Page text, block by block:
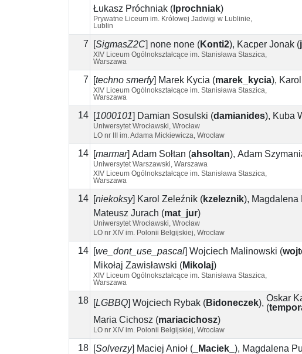
Łukasz Próchniak ( lprochniak)
Prywatne Liceum im. Królowej Jadwigi w Lublinie,
Lublin
7 [SigmasZ2C] none none (Konti2), Kacper Jonak (
XIV Liceum Ogólnokształcące im. Stanisława Staszica,
Warszawa
7 [techno smerfy] Marek Kycia (marek_kycia),
XIV Liceum Ogólnokształcące im. Stanisława Staszica,
Warszawa
14 [1000101] Damian Sosulski (damianides), Kuba
Uniwersytet Wrocławski, Wrocław
LO nr III im. Adama Mickiewicza, Wrocław
14 [marmar] Adam Sołtan (ahsoltan), Adam
Uniwersytet Warszawski, Warszawa
XIV Liceum Ogólnokształcące im. Stanisława Staszica,
Warszawa
14 [niekoksy] Karol Żeleźnik (kzeleznik), Magdalena
Mateusz Jurach (mat_jur)
Uniwersytet Wrocławski, Wrocław
LO nr XIV im. Polonii Belgijskiej, Wrocław
14 [we_dont_use_pascal] Wojciech Malinowski (
Mikołaj Zawisławski (Mikolaj)
XIV Liceum Ogólnokształcące im. Stanisława Staszica,
Warszawa
18 [LGBBQ] Wojciech Rybak (Bidoneczek), Oskar
(
Maria Cichosz (mariacichosz)
LO nr XIV im. Polonii Belgijskiej, Wrocław
18 [Solverzy] Maciej Anioł ( _Maciek_ ), Magdalena